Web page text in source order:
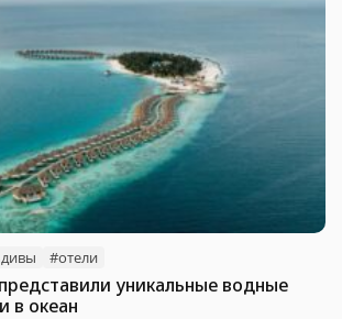
#отели
уникальные водные
в океан